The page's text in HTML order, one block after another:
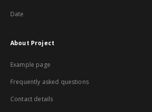
Date
About Project
Example page
Frequently asked questions
Contact details